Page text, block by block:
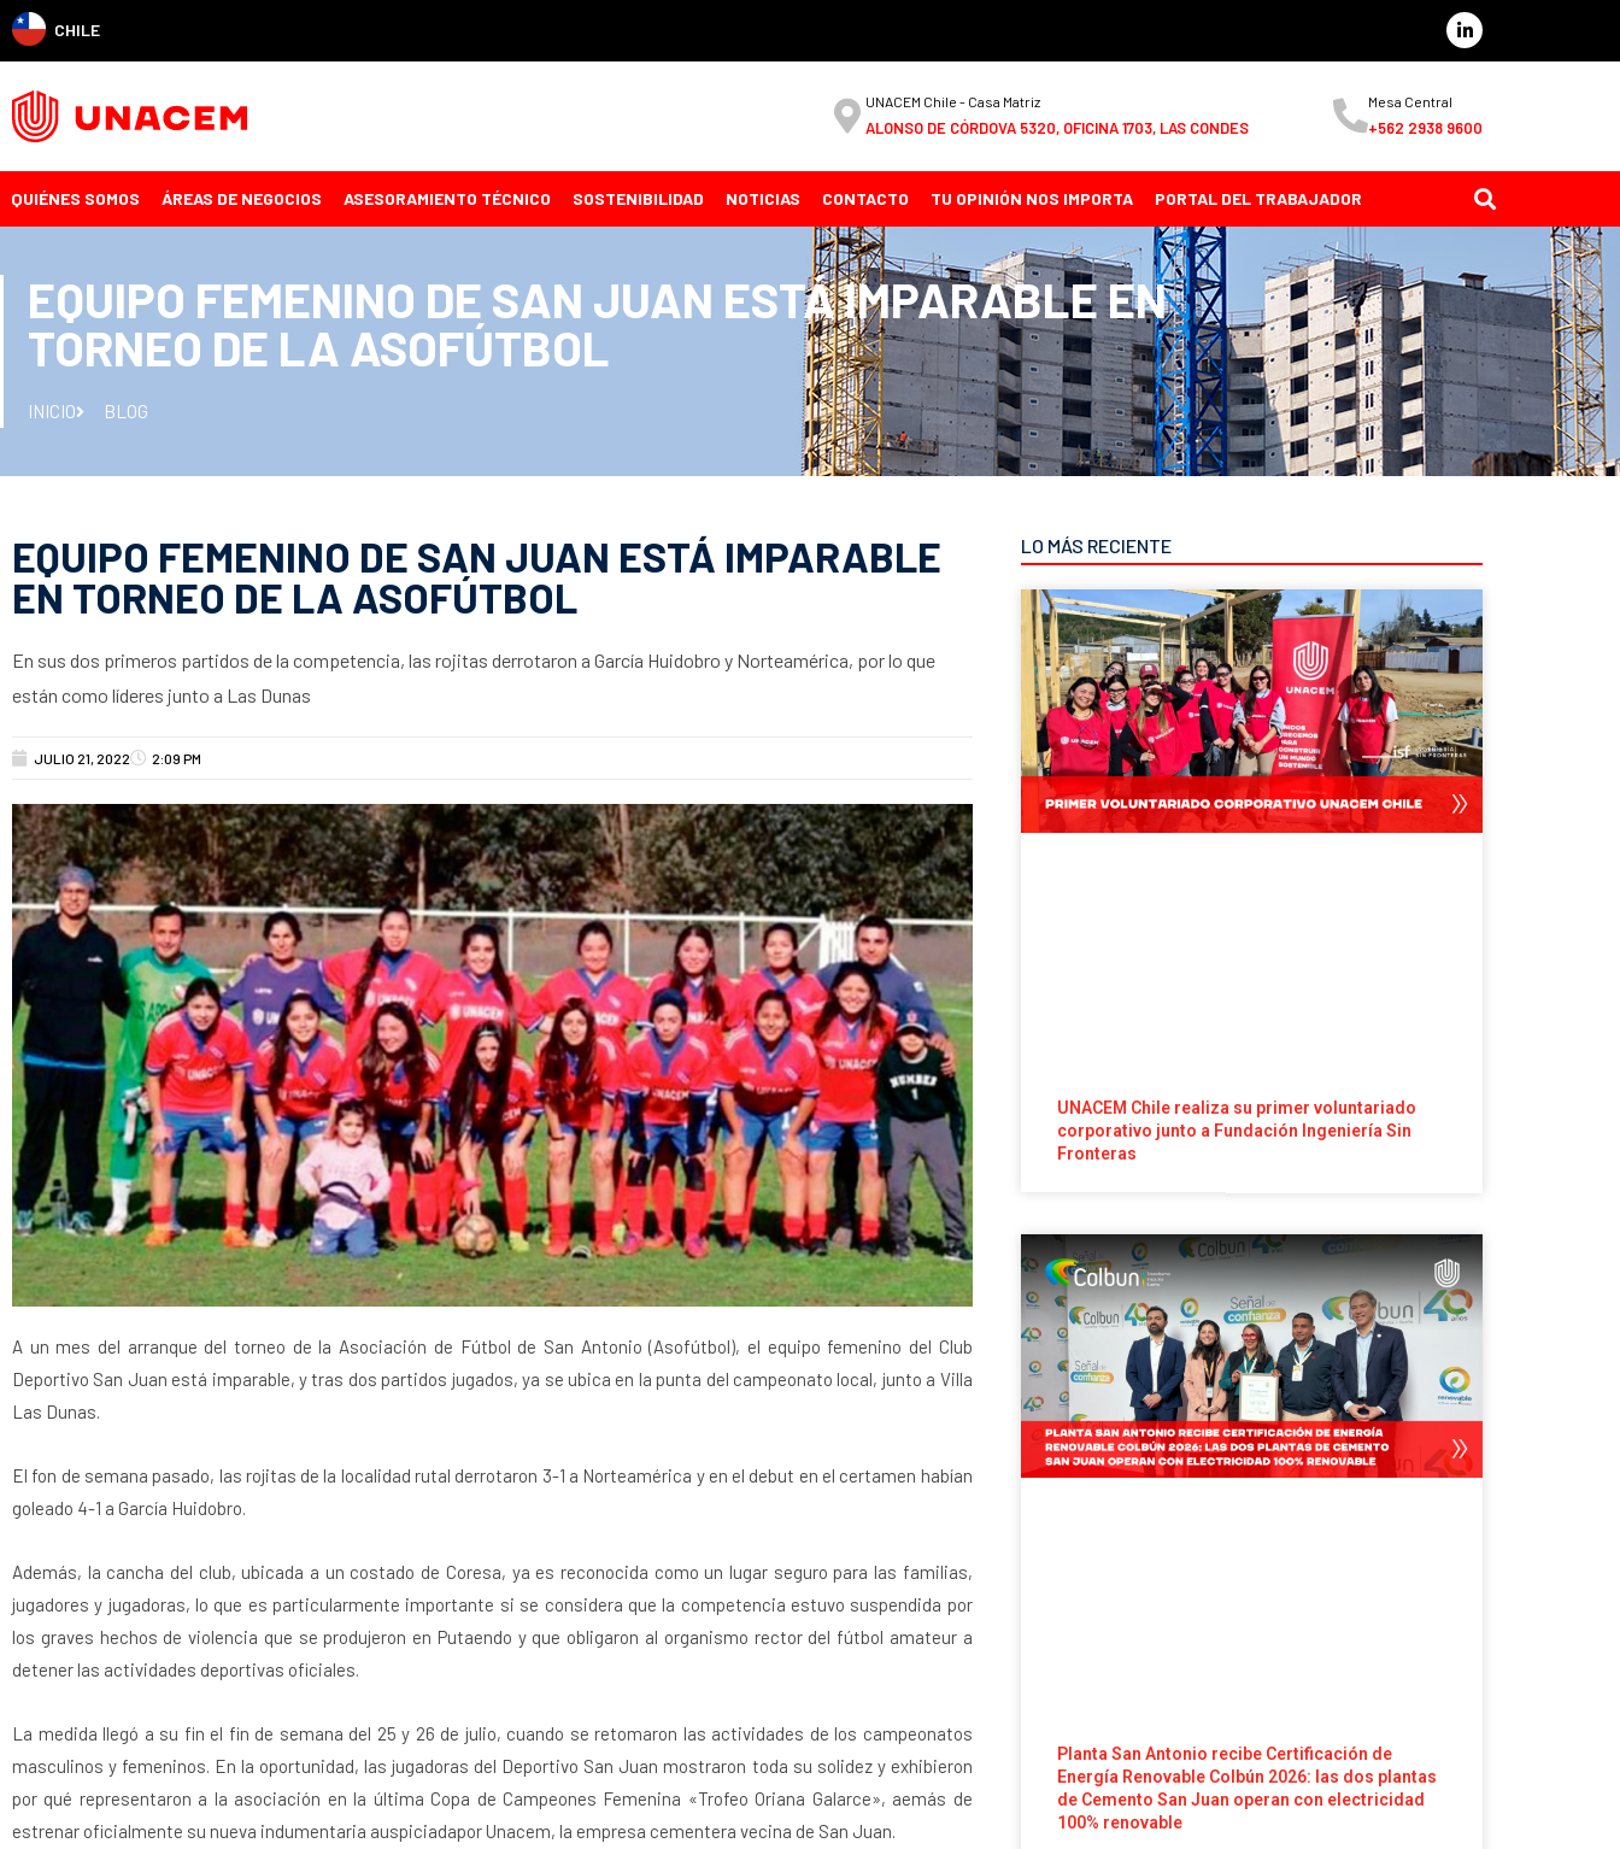
CHILE
UNACEM Chile - Casa Matriz
ALONSO DE CÓRDOVA 5320, OFICINA 1703, LAS CONDES
Mesa Central
+562 2938 9600
QUIÉNES SOMOS ÁREAS DE NEGOCIOS ASESORAMIENTO TÉCNICO SOSTENIBILIDAD NOTICIAS CONTACTO TU OPINIÓN NOS IMPORTA PORTAL DEL TRABAJADOR
EQUIPO FEMENINO DE SAN JUAN ESTÁ IMPARABLE EN
TORNEO DE LA ASOFÚTBOL
INICIO BLOG
EQUIPO FEMENINO DE SAN JUAN ESTÁ IMPARABLE
EN TORNEO DE LA ASOFÚTBOL
En sus dos primeros partidos de la competencia, las rojitas derrotaron a García Huidobro y Norteamérica, por lo que
están como líderes junto a Las Dunas
JULIO 21, 2022 2:09 PM
A un mes del arranque del torneo de la Asociación de Fútbol de San Antonio (Asofútbol), el equipo femenino del Club
Deportivo San Juan está imparable, y tras dos partidos jugados, ya se ubica en la punta del campeonato local, junto a Villa
Las Dunas.
El fon de semana pasado, las rojitas de la localidad rutal derrotaron 3-1 a Norteamérica y en el debut en el certamen habían
goleado 4-1 a García Huidobro.
Además, la cancha del club, ubicada a un costado de Coresa, ya es reconocida como un lugar seguro para las familias,
jugadores y jugadoras, lo que es particularmente importante si se considera que la competencia estuvo suspendida por
los graves hechos de violencia que se produjeron en Putaendo y que obligaron al organismo rector del fútbol amateur a
detener las actividades deportivas oficiales.
La medida llegó a su fin el fin de semana del 25 y 26 de julio, cuando se retomaron las actividades de los campeonatos
masculinos y femeninos. En la oportunidad, las jugadoras del Deportivo San Juan mostraron toda su solidez y exhibieron
por qué representaron a la asociación en la última Copa de Campeones Femenina «Trofeo Oriana Galarce», aemás de
estrenar oficialmente su nueva indumentaria auspiciadapor Unacem, la empresa cementera vecina de San Juan.
LO MÁS RECIENTE
UNACEM Chile realiza su primer voluntariado
corporativo junto a Fundación Ingeniería Sin
Fronteras
Planta San Antonio recibe Certificación de
Energía Renovable Colbún 2026: las dos plantas
de Cemento San Juan operan con electricidad
100% renovable